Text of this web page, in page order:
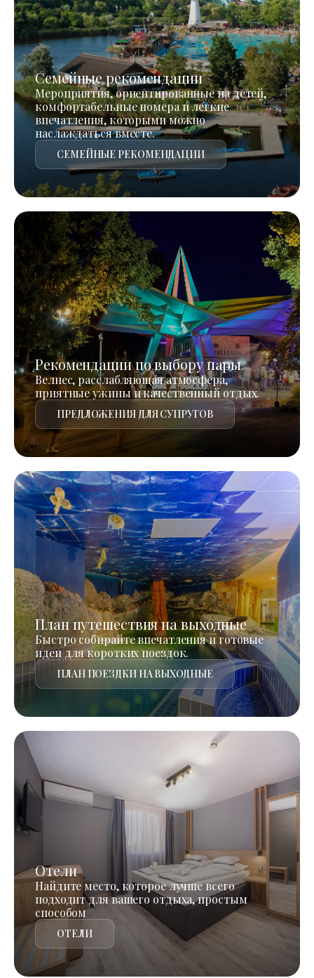
Семейные рекомендации
Мероприятия, ориентированные на детей,
комфортабельные номера и легкие
впечатления, которыми можно
наслаждаться вместе.
СЕМЕЙНЫЕ РЕКОМЕНДАЦИИ
Рекомендации по выбору пары
Велнес, расслабляющая атмосфера,
приятные ужины и качественный отдых.
ПРЕДЛОЖЕНИЯ ДЛЯ СУПРУГОВ
План путешествия на выходные
Быстро собирайте впечатления и готовые
идеи для коротких поездок.
ПЛАН ПОЕЗДКИ НА ВЫХОДНЫЕ
Отели
Найдите место, которое лучше всего
подходит для вашего отдыха, простым
способом
ОТЕЛИ